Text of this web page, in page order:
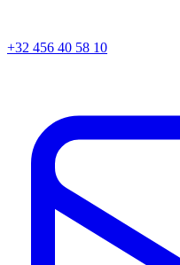
+32 456 40 58 10